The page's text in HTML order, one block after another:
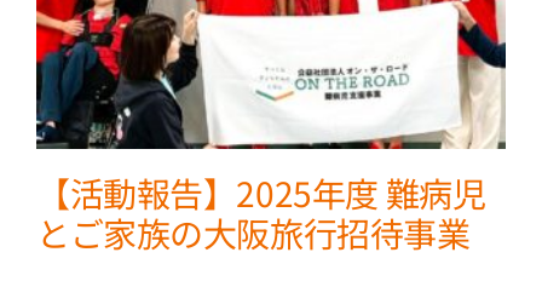
【活動報告】2025年度 難病児
とご家族の大阪旅行招待事業